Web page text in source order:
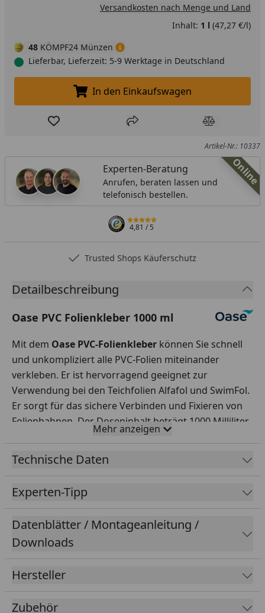
Versandkosten nach Menge und Land
Inhalt: 1 l (47,27 €/l)
48 KÖMPF24 Münzen
Lieferbar, Lieferzeit: 5-9 Werktage in Deutschland
In den Einkaufswagen legen
In den Einkaufswagen
Produkt zur Wunschliste hinzufügen
Teilen Produkt
Artikel-Nr.: 10337
Online
Experten-Beratung
Anrufen, beraten lassen und
telefonisch bestellen.
4,81/ 5
Trusted Shops Käuferschutz
Detailbeschreibung
Oase PVC Folienkleber 1000 ml
Mit dem Oase PVC-Folienkleber können Sie schnell
und unkompliziert alle PVC-Folien miteinander
verkleben. Er ist hervorragend geeignet zur
Verwendung bei den Teichfolien Alfafol und SwimFol.
Er sorgt für das sichere Verbinden und Fixieren von
Folienbahnen. Der Doseninhalt beträgt 1000 Milliliter,
er ist ausreichendfür eine Fläche von 4 Quadratmeter.
PVC-Folienkleber
Mehr anzeigen
Technische Daten
Experten-Tipp
Datenblätter / Montageanleitung /
Downloads
Hersteller
Zubehör